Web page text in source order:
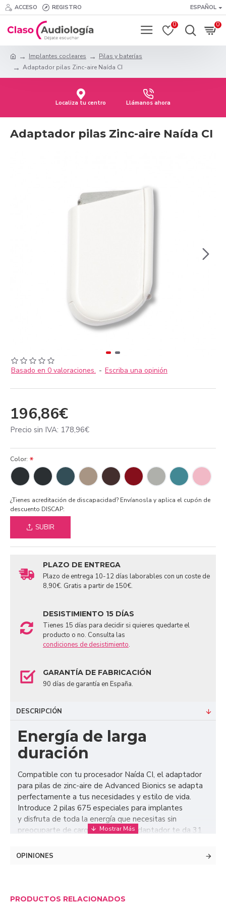
ACCESO REGISTRO ESPAÑOL
0 0
Implantes cocleares
Pilas y baterías
Adaptador pilas Zinc-aire Naída CI
Localiza tu centro Llámanos ahora
Adaptador pilas Zinc-aire Naída CI
Basado en 0 valoraciones. - Escriba una opinión
196,86€
Precio sin IVA: 178,96€
Color:
¿Tienes acreditación de discapacidad? Envíanosla y aplica el cupón de
descuento DISCAP:
SUBIR
PLAZO DE ENTREGA
Plazo de entrega 10-12 días laborables con un coste de
8,90€. Gratis a partir de 150€.
DESISTIMIENTO 15 DÍAS
Tienes 15 días para decidir si quieres quedarte el
producto o no. Consulta las
condiciones de desistimiento.
GARANTÍA DE FABRICACIÓN
90 días de garantía en España.
DESCRIPCIÓN
Energía de larga
duración
Compatible con tu procesador Naída CI, el adaptador
para pilas de zinc-aire de Advanced Bionics se adapta
perfectamente a tus necesidades y estilo de vida.
Introduce 2 pilas 675 especiales para implantes
y disfruta de toda la energía que necesitas sin
preocuparte de cargadores. Este adaptador te da 31
cm. ¡Disfruta al máximo de tu audición con Advanced
OPINIONES
PRODUCTOS RELACIONADOS